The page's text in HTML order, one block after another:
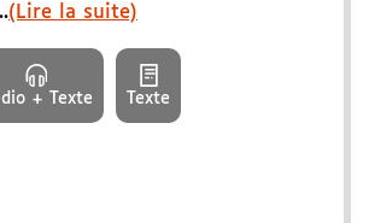
(Lire la suite)
+ Texte Texte